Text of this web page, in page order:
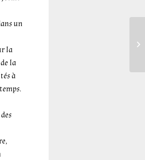
un
la
la
à